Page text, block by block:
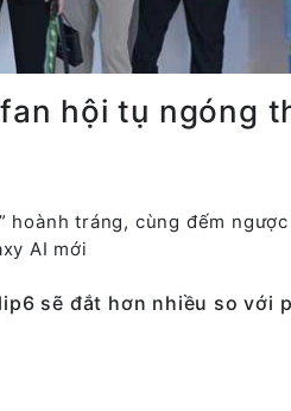
hội tụ ngóng
hoành tráng, cùng đếm
AI mới
sẽ đắt hơn nhiều so với